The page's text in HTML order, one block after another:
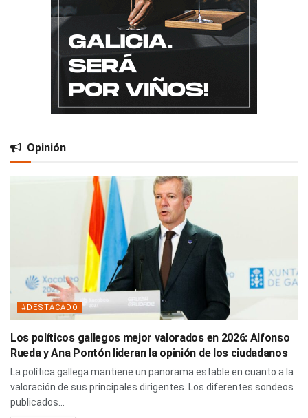
Opinión
#DESTACADO
Los políticos gallegos mejor valorados en 2026: Alfonso
Rueda y Ana Pontón lideran la opinión de los ciudadanos
La política gallega mantiene un panorama estable en cuanto a la
valoración de sus principales dirigentes. Los diferentes sondeos
publicados...